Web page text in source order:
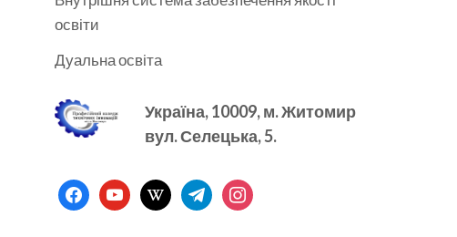
освіти
Дуальна освіта
Україна, 10009, м.Житомир
вул. Селецька, 5.
facebookyoutubewikipediatelegraminstagram